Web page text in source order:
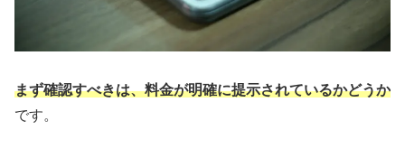
まず確認すべきは、料金が明確に提示されているかどうか
です。